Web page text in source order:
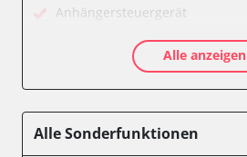
Anhängersteuergerät
Diesel Additiv-System
Getriebesteuerung
Alle anzeigen
Alle Sonderfunktionen